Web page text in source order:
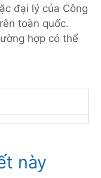
đại lý của Công
toàn quốc.
hợp có thể
này